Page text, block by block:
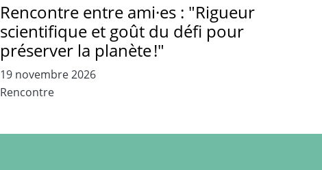
Rencontre entre ami·es : "Rigueur
scientifique et goût du défi pour
préserver la planète !"
19 novembre 2026
Rencontre